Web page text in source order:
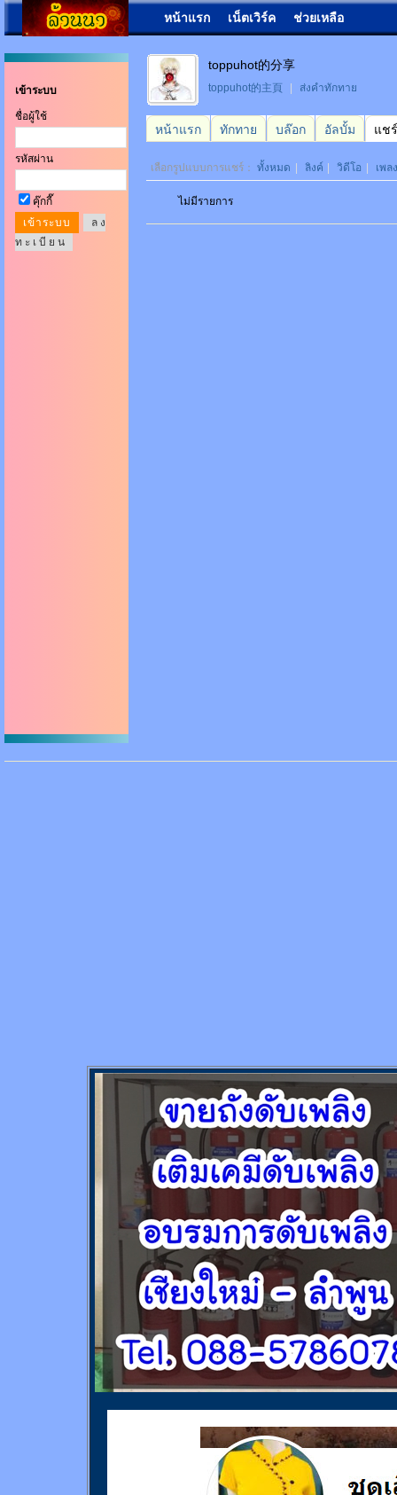
หน้าแรก เน็ตเวิร์ค ช่วยเหลือ
เข้าระบบ
ชื่อผู้ใช้
รหัสผ่าน
คุ๊กกี๊
ล ง
ท ะ เ บี ย น
toppuhot的分享
toppuhot的主頁 ส่งคำทักทาย
หน้าแรก ทักทาย บล๊อก อัลบั้ม แชร์
เลือกรูปแบบการแชร์： ทั้งหมด ลิงค์ วิดีโอ เพลง
ไม่มีรายการ